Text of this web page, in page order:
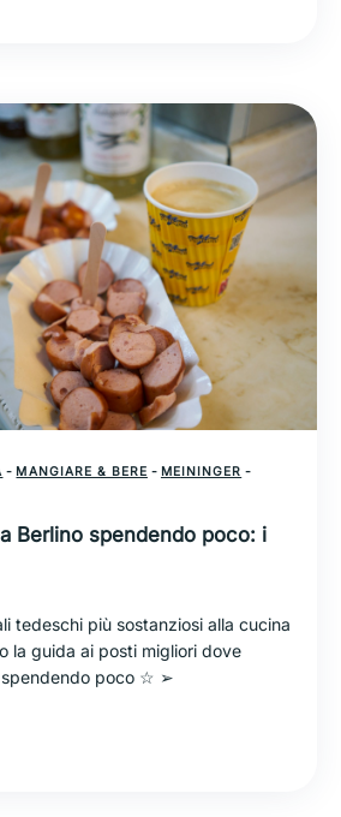
- MANGIARE & BERE - MEININGER -
Berlino spendendo poco: i
tedeschi più sostanziosi alla cucina
la guida ai posti migliori dove
spendendo poco ☆ ➢